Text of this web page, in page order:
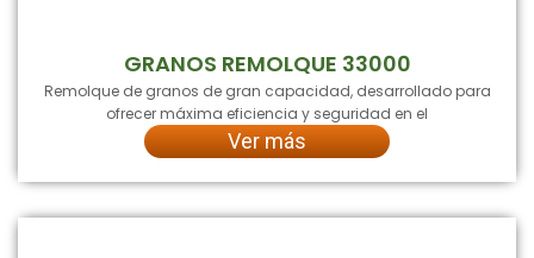
GRANOS REMOLQUE 33000
Remolque de granos de gran capacidad, desarrollado para
ofrecer máxima eficiencia y seguridad en el
Ver más